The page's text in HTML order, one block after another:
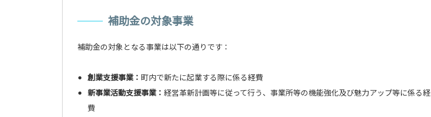
補助金の対象事業
補助金の対象となる事業は以下の通りです：
創業支援事業： 町内で新たに起業する際に係る経費
新事業活動支援事業： 経営革新計画等に従って行う、事業所等の機能強化及び魅力アップ等に係る経
費